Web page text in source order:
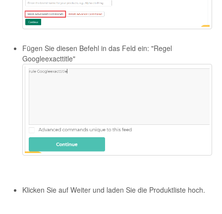
Fügen Sie diesen Befehl in das Feld ein: "Regel
Googleexacttitle"
Klicken Sie auf Weiter und laden Sie die Produktliste hoch.